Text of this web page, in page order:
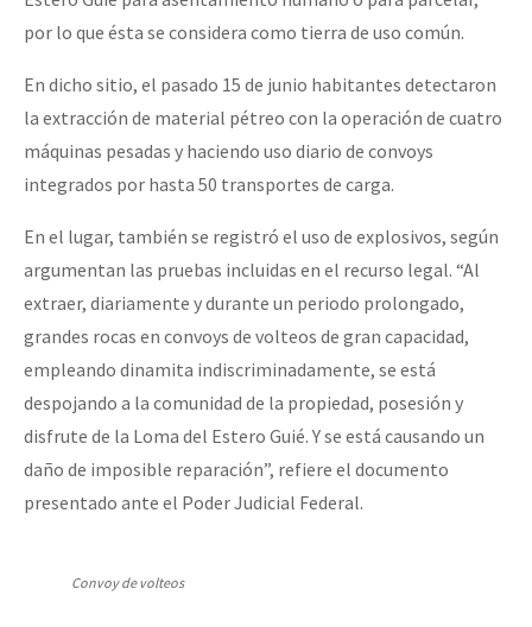
por lo que ésta se considera como tierra de uso común.
En dicho sitio, el pasado 15 de junio habitantes detectaron
la extracción de material pétreo con la operación de cuatro
máquinas pesadas y haciendo uso diario de convoys
integrados por hasta 50 transportes de carga.
En el lugar, también se registró el uso de explosivos, según
argumentan las pruebas incluidas en el recurso legal. “Al
extraer, diariamente y durante un periodo prolongado,
grandes rocas en convoys de volteos de gran capacidad,
empleando dinamita indiscriminadamente, se está
despojando a la comunidad de la propiedad, posesión y
disfrute de la Loma del Estero Guié. Y se está causando un
daño de imposible reparación”, refiere el documento
presentado ante el Poder Judicial Federal.
Convoy de volteos